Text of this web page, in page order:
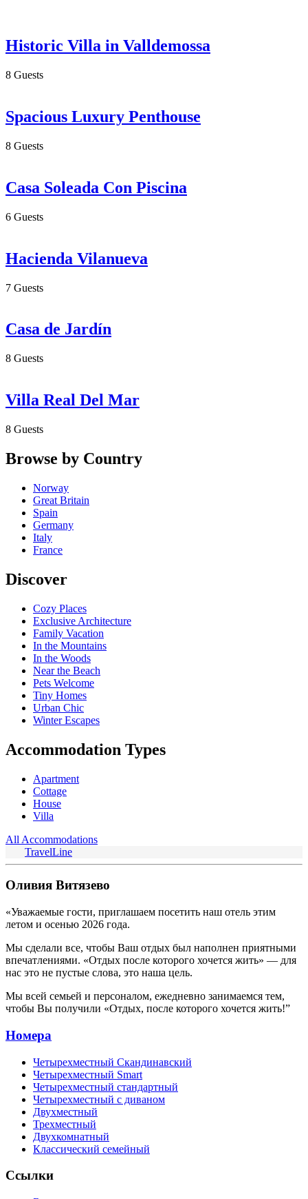
Historic Villa in Valldemossa
8 Guests
Spacious Luxury Penthouse
8 Guests
Casa Soleada Con Piscina
6 Guests
Hacienda Vilanueva
7 Guests
Casa de Jardín
8 Guests
Villa Real Del Mar
8 Guests
Browse by Country
Norway
Great Britain
Spain
Germany
Italy
France
Discover
Cozy Places
Exclusive Architecture
Family Vacation
In the Mountains
In the Woods
Near the Beach
Pets Welcome
Tiny Homes
Urban Chic
Winter Escapes
Accommodation Types
Apartment
Cottage
House
Villa
All Accommodations
TravelLine
Оливия Витязево
«Уважаемые гости, приглашаем посетить наш отель этим
летом и осенью 2026 года.
Мы сделали все, чтобы Ваш отдых был наполнен приятными
впечатлениями. «Отдых после которого хочется жить» — для
нас это не пустые слова, это наша цель.
Мы всей семьей и персоналом, ежедневно занимаемся тем,
чтобы Вы получили «Отдых, после которого хочется жить!”
Номера
Четырехместный Скандинавский
Четырехместный Smart
Четырехместный стандартный
Четырехместный с диваном
Двухместный
Трехместный
Двухкомнатный
Классический семейный
Ссылки